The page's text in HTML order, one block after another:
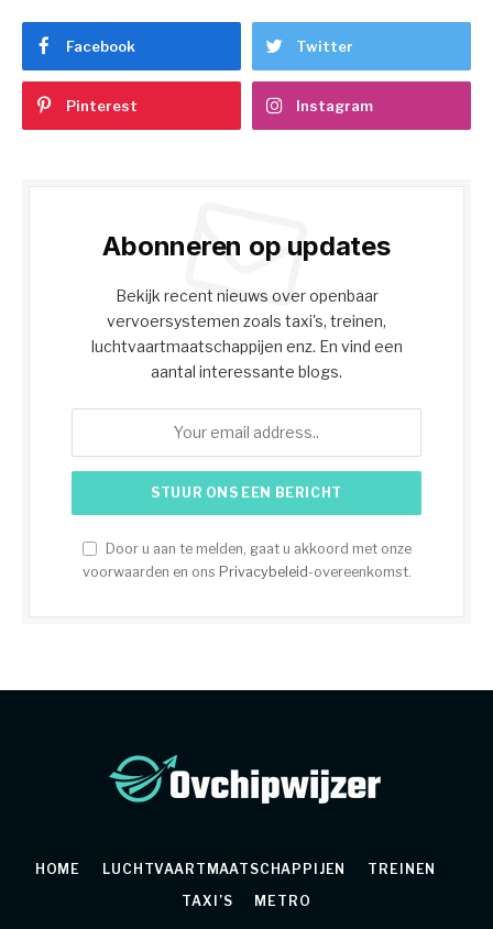
Facebook Twitter
Pinterest Instagram
Abonneren op updates
Bekijk recent nieuws over openbaar
vervoersystemen zoals taxi's, treinen,
luchtvaartmaatschappijen enz. En vind een
aantal interessante blogs.
Door u aan te melden, gaat u akkoord met onze
voorwaarden en ons Privacybeleid -overeenkomst.
HOME LUCHTVAARTMAATSCHAPPIJEN
TREINEN
TAXI’S
METRO